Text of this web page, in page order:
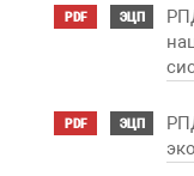
PDF ЭЦП
PDF ЭЦП